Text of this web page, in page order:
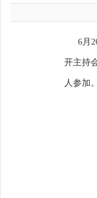
6月
开主持
人参加。